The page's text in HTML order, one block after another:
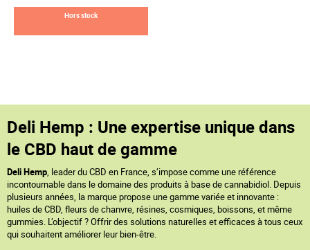
Hors stock
Deli Hemp : Une expertise unique dans
le CBD haut de gamme
Deli Hemp, leader du CBD en France, s’impose comme une référence
incontournable dans le domaine des produits à base de cannabidiol. Depuis
plusieurs années, la marque propose une gamme variée et innovante :
huiles de CBD, fleurs de chanvre, résines, cosmiques, boissons, et même
gummies. L’objectif ? Offrir des solutions naturelles et efficaces à tous ceux
qui souhaitent améliorer leur bien-être.